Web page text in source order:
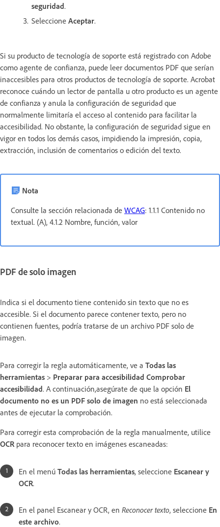
seguridad.
Seleccione Aceptar.
Si su producto de tecnología de soporte está registrado con Adobe
como agente de confianza, puede leer documentos PDF que serían
inaccesibles para otros productos de tecnología de soporte. Acrobat
reconoce cuándo un lector de pantalla u otro producto es un agente
de confianza y anula la configuración de seguridad que
normalmente limitaría el acceso al contenido para facilitar la
accesibilidad. No obstante, la configuración de seguridad sigue en
vigor en todos los demás casos, impidiendo la impresión, copia,
extracción, inclusión de comentarios o edición del texto.
Nota
Consulte la sección relacionada de WCAG: 1.1.1 Contenido no
textual. (A), 4.1.2 Nombre, función, valor
PDF de solo imagen
Indica si el documento tiene contenido sin texto que no es
accesible. Si el documento parece contener texto, pero no
contienen fuentes, podría tratarse de un archivo PDF solo de
imagen.
Para corregir la regla automáticamente, ve a Todas las
herramientas > Preparar para accesibilidad Comprobar
accesibilidad. A continuación,asegúrate de que la opción El
documento no es un PDF solo de imagen no está seleccionada
antes de ejecutar la comprobación.
Para corregir esta comprobación de la regla manualmente, utilice
OCR para reconocer texto en imágenes escaneadas:
En el menú Todas las herramientas, seleccione Escanear y
OCR.
En el panel Escanear y OCR, en Reconocer texto, seleccione En
este archivo.